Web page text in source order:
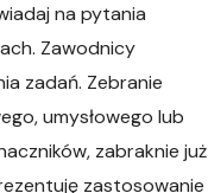
na pytania
Zawodnicy
zadań. Zebranie
umysłowego lub
zabraknie już
zastosowanie